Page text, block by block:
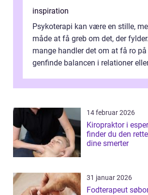
inspiration
Psykoterapi kan være en stille,
måde at få greb om det, der
mange handler det om at få ro på
genfinde balancen i relationer
14 februar 2026
Kiropraktor i
finder du den
dine smerter
31 januar 2026
Fodterapeut søborg